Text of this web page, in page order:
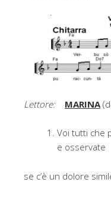
Lettore: MARINA
Voi tutti che
e osservate
se c’è un dolore